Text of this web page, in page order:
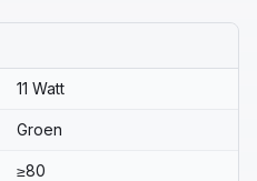
11 Watt
Groen
≥80